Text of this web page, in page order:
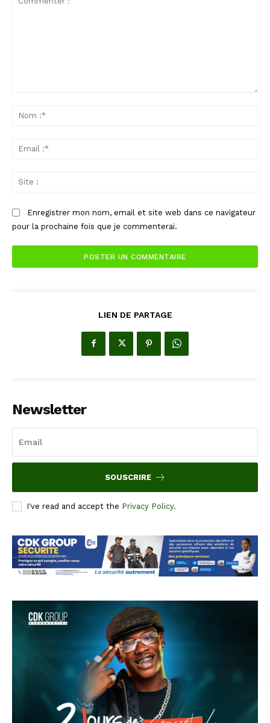
Enregistrer mon nom, email et site web dans ce navigateur
pour la prochaine fois que je commenterai.
LIEN DE PARTAGE
Newsletter
SOUSCRIRE
I've read and accept the Privacy Policy.